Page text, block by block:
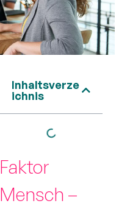
Inhaltsverze
ichnis
Faktor
Mensch –